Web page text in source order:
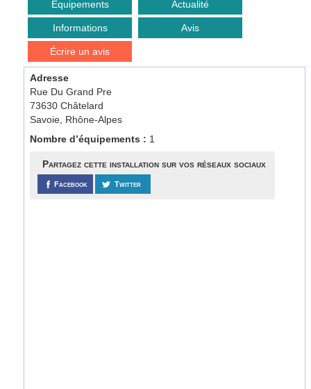
Équipements Actualité
Informations Avis
Écrire un avis
Adresse
Rue Du Grand Pre
73630 Châtelard
Savoie, Rhône-Alpes
Nombre d’équipements : 1
Partagez cette installation sur vos réseaux sociaux
Facebook Twitter